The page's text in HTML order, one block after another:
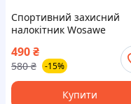
Спортивний захисний
налокітник Wosawe
490₴
580 ₴ -15%
Купити